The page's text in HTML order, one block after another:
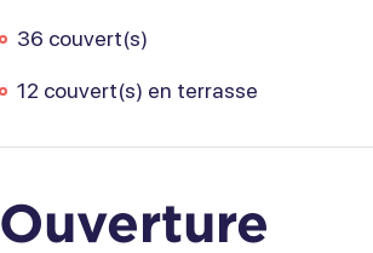
36 couvert(s)
12 couvert(s) en terrasse
Ouverture